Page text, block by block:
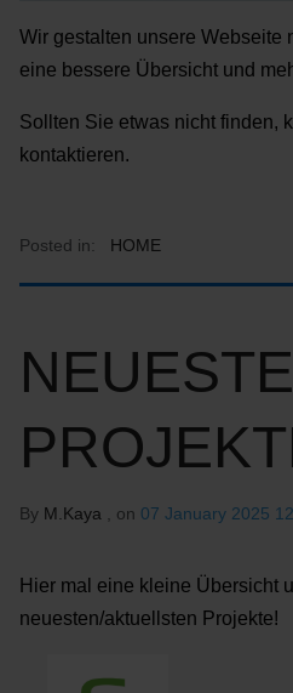
Wir gestalten unsere Webseite
eine bessere Übersicht und
Sollten Sie etwas nicht finden,
kontaktieren.
Posted in: HOME
NEUESTE
By M.Kaya , on 07 January 2025
Hier mal eine kleine Übersicht
neuesten/aktuellsten Projekte!